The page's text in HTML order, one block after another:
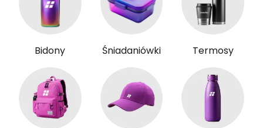
Bidony Śniadaniówki Termosy